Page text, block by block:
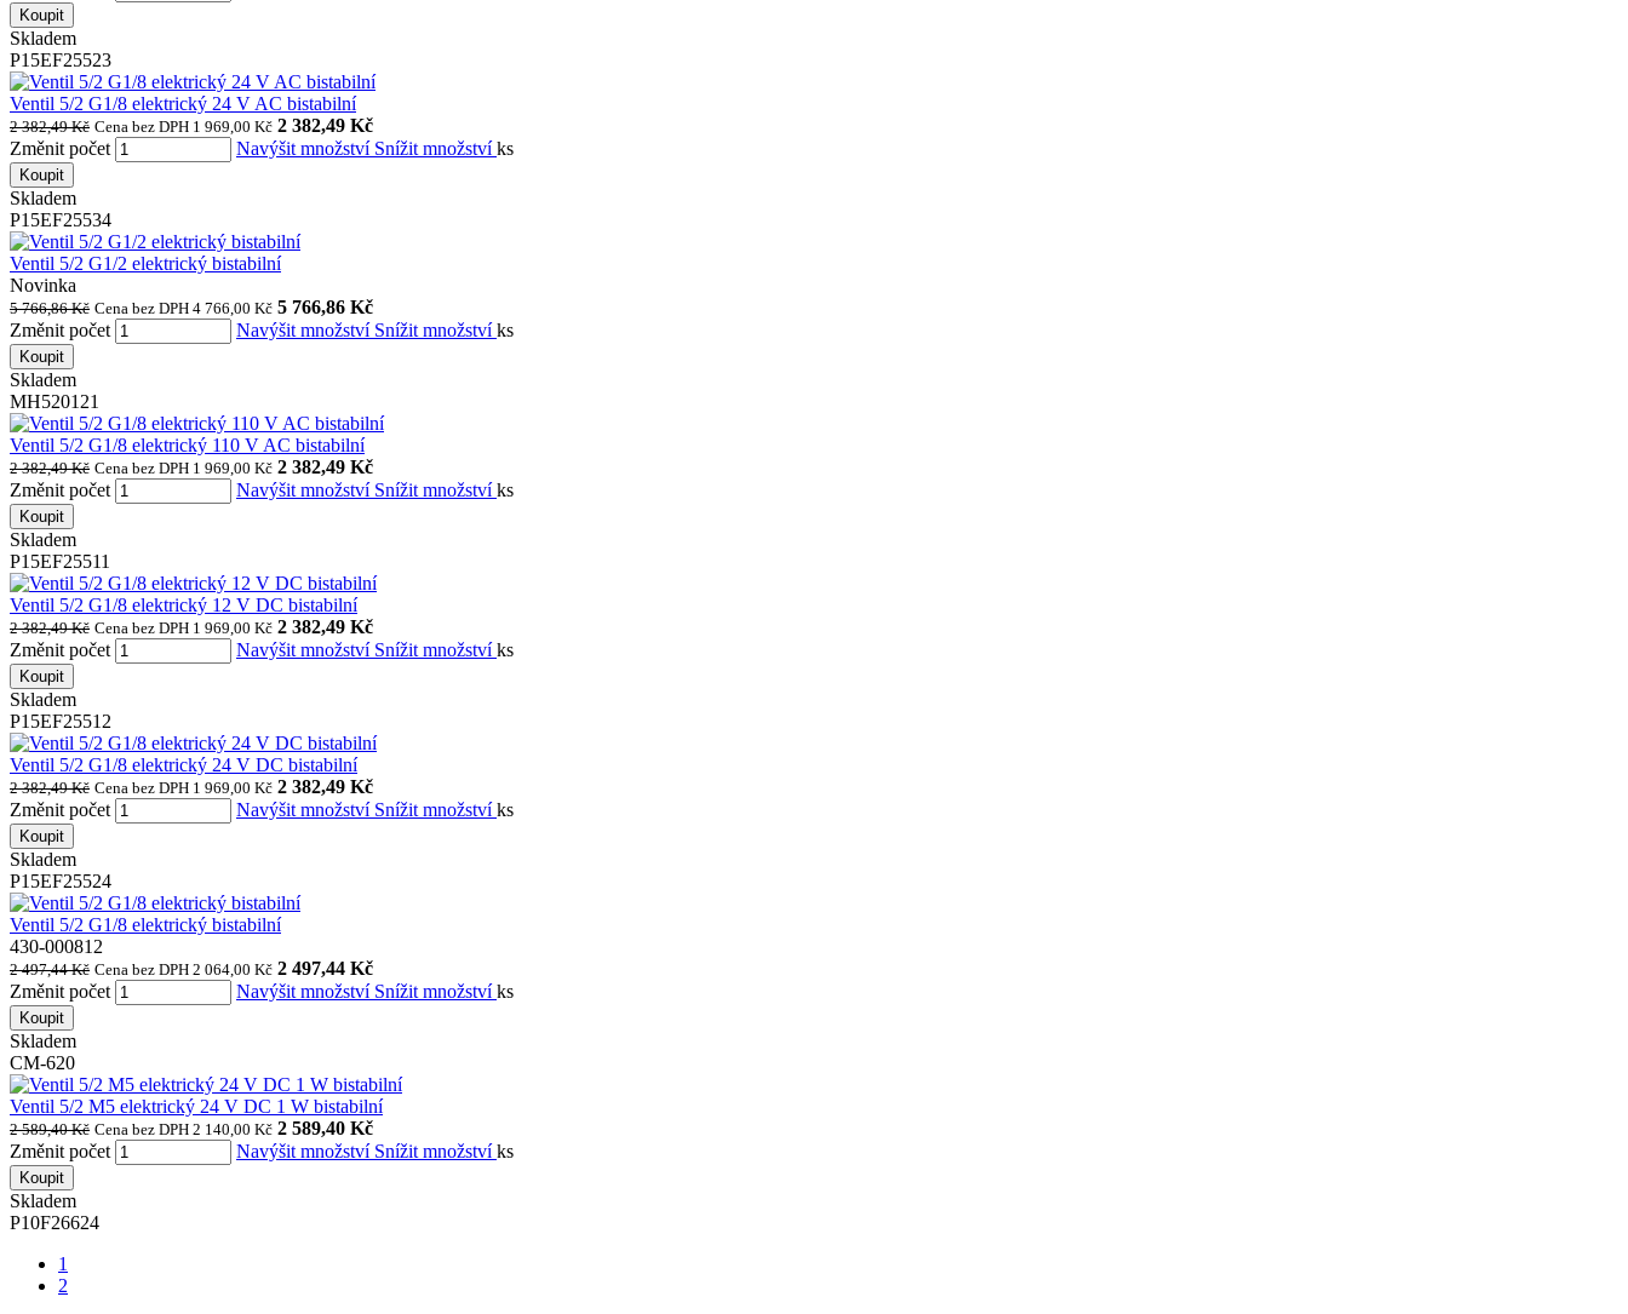
Koupit
Skladem
P15EF25523
Ventil 5/2 G1/8 elektrický 24 V AC bistabilní
2 382,49 Kč Cena bez DPH 1 969,00 Kč 2 382,49 Kč
Změnit počet
Navýšit množství Snížit množstvíks
Koupit
Skladem
P15EF25534
Ventil 5/2 G1/2 elektrický bistabilní
Novinka
5 766,86 Kč Cena bez DPH 4 766,00 Kč 5 766,86 Kč
Změnit počet
Navýšit množství Snížit množstvíks
Koupit
Skladem
MH520121
Ventil 5/2 G1/8 elektrický 110 V AC bistabilní
2 382,49 Kč Cena bez DPH 1 969,00 Kč 2 382,49 Kč
Změnit počet
Navýšit množství Snížit množstvíks
Koupit
Skladem
P15EF25511
Ventil 5/2 G1/8 elektrický 12 V DC bistabilní
2 382,49 Kč Cena bez DPH 1 969,00 Kč 2 382,49 Kč
Změnit počet
Navýšit množství Snížit množstvíks
Koupit
Skladem
P15EF25512
Ventil 5/2 G1/8 elektrický 24 V DC bistabilní
2 382,49 Kč Cena bez DPH 1 969,00 Kč 2 382,49 Kč
Změnit počet
Navýšit množství Snížit množstvíks
Koupit
Skladem
P15EF25524
Ventil 5/2 G1/8 elektrický bistabilní
430-000812
2 497,44 Kč Cena bez DPH 2 064,00 Kč 2 497,44 Kč
Změnit počet
Navýšit množství Snížit množstvíks
Koupit
Skladem
CM-620
Ventil 5/2 M5 elektrický 24 V DC 1 W bistabilní
2 589,40 Kč Cena bez DPH 2 140,00 Kč 2 589,40 Kč
Změnit počet
Navýšit množství Snížit množstvíks
Koupit
Skladem
P10F26624
1
2